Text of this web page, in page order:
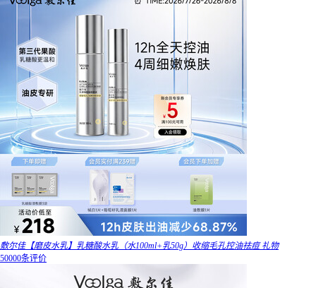
敷尔佳【磨皮水乳】乳糖酸水乳（水100ml+乳50g）收缩毛孔控油祛痘 礼物
50000条评价